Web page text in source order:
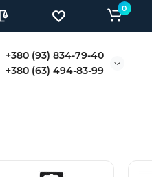
+380 (93) 834-79-40
+380 (63) 494-83-99
0